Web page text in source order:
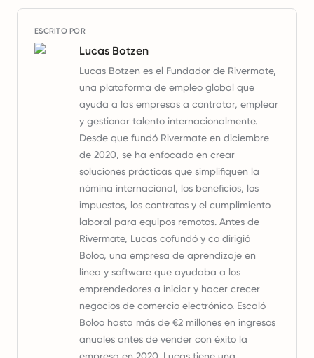
ESCRITO POR
Lucas Botzen
Lucas Botzen es el Fundador de Rivermate,
una plataforma de empleo global que
ayuda a las empresas a contratar, emplear
y gestionar talento internacionalmente.
Desde que fundó Rivermate en diciembre
de 2020, se ha enfocado en crear
soluciones prácticas que simplifiquen la
nómina internacional, los beneficios, los
impuestos, los contratos y el cumplimiento
laboral para equipos remotos. Antes de
Rivermate, Lucas cofundó y co dirigió
Boloo, una empresa de aprendizaje en
línea y software que ayudaba a los
emprendedores a iniciar y hacer crecer
negocios de comercio electrónico. Escaló
Boloo hasta más de €2 millones en ingresos
anuales antes de vender con éxito la